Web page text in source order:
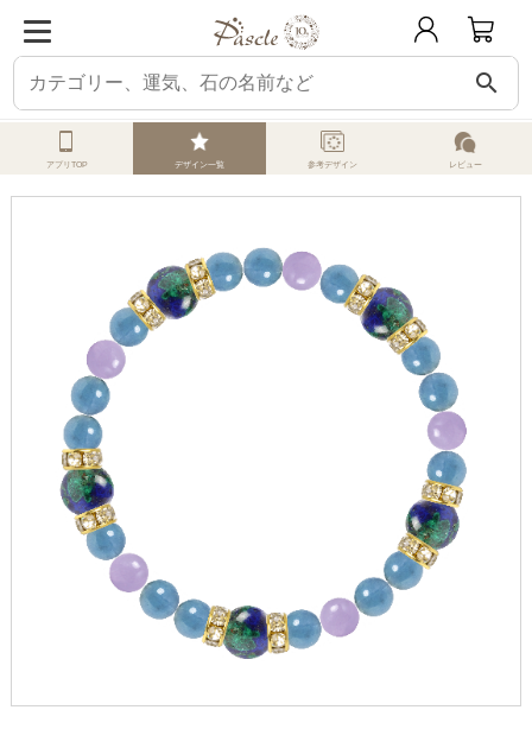
search
ホーム オーダーメイド みんなのデザイン
アプリTOP デザイン一覧 参考デザイン レビュー